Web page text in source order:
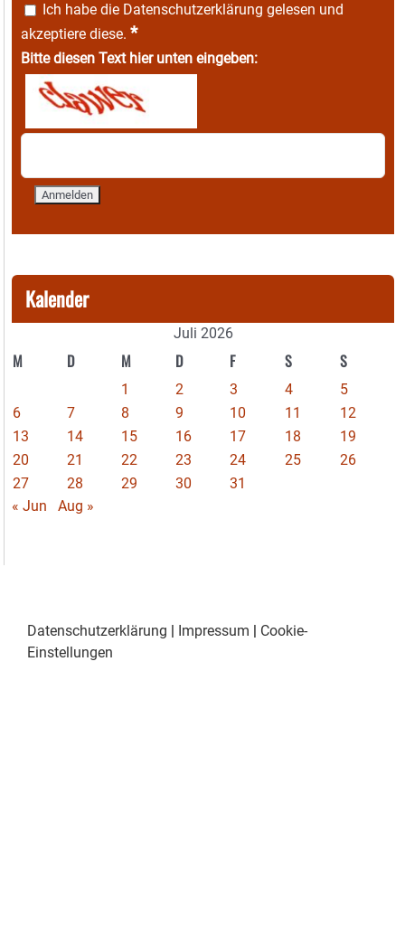
Ich habe die Datenschutzerklärung gelesen und
akzeptiere diese. *
Bitte diesen Text hier unten eingeben:
Kalender
Juli 2026
M D M D F S S
1 2 3 4
5
6
7 8 9 10 11
12
13
14 15 16 17 18
19
20
21 22 23 24 25
26
27
28 29 30
31
« Jun
Aug »
Datenschutzerklärung | Impressum | Cookie-
Einstellungen